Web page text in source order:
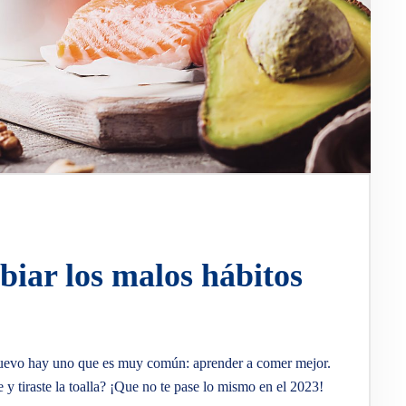
los malos hábitos
hay uno que es muy común: aprender a comer mejor.
tiraste la toalla? ¡Que no te pase lo mismo en el 2023!